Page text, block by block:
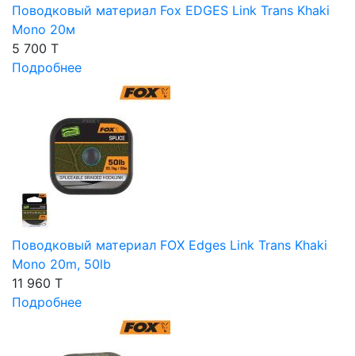
Поводковый материал Fox EDGES Link Trans Khaki
Mono 20м
5 700 T
Подробнее
Поводковый материал FOX Edges Link Trans Khaki
Mono 20m, 50lb
11 960 T
Подробнее